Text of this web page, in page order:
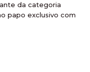
da categoria
papo exclusivo com